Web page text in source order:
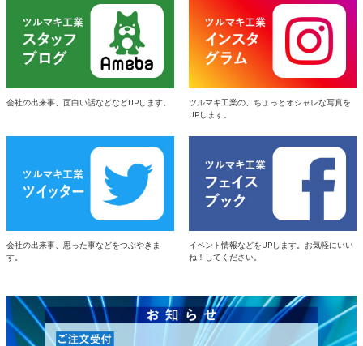
会社の出来事、面白い話などなどUPします。
ツルマキ工業の、ちょっとオシャレな写真を
UPします。
会社の出来事、思った事などをつぶやきま
す。
イベント情報などをUPします。お気軽にいい
ね！してください。